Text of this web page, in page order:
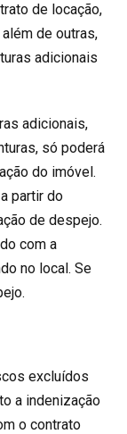
de locação,
de outras,
adicionais
adicionais,
só poderá
do imóvel.
partir do
de despejo.
com a
no local. Se
excluídos
a indenização
o contrato